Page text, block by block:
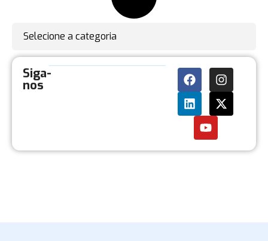
Selecione a categoria
Siga-
nos